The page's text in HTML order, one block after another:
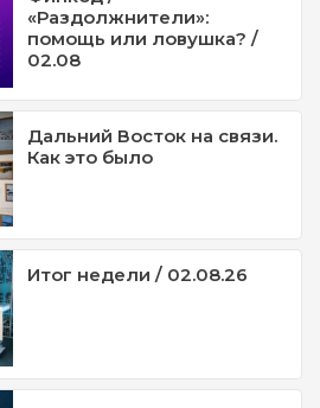
«Раздолжнители»:
помощь или ловушка? /
02.08
Дальний Восток на связи.
Как это было
Итог недели / 02.08.26